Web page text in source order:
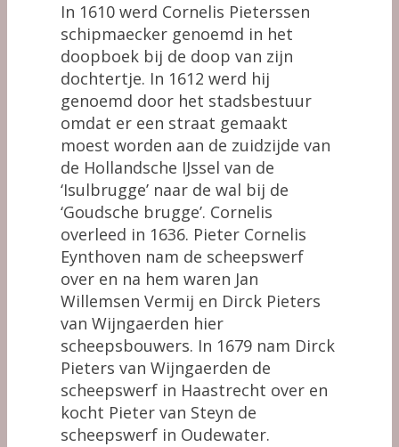
In 1610 werd Cornelis Pieterssen
schipmaecker genoemd in het
doopboek bij de doop van zijn
dochtertje. In 1612 werd hij
genoemd door het stadsbestuur
omdat er een straat gemaakt
moest worden aan de zuidzijde van
de Hollandsche IJssel van de
‘Isulbrugge’ naar de wal bij de
‘Goudsche brugge’. Cornelis
overleed in 1636. Pieter Cornelis
Eynthoven nam de scheepswerf
over en na hem waren Jan
Willemsen Vermij en Dirck Pieters
van Wijngaerden hier
scheepsbouwers. In 1679 nam Dirck
Pieters van Wijngaerden de
scheepswerf in Haastrecht over en
kocht Pieter van Steyn de
scheepswerf in Oudewater.